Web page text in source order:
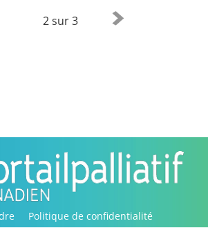
2 sur 3
Politique de confidentialité